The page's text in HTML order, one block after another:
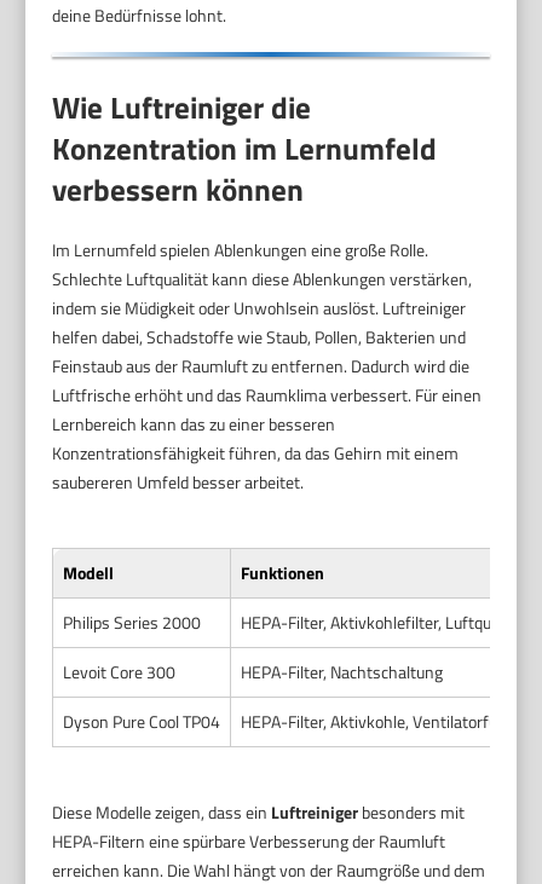
deine Bedürfnisse lohnt.
Wie Luftreiniger die
Konzentration im Lernumfeld
verbessern können
Im Lernumfeld spielen Ablenkungen eine große Rolle.
Schlechte Luftqualität kann diese Ablenkungen verstärken,
indem sie Müdigkeit oder Unwohlsein auslöst. Luftreiniger
helfen dabei, Schadstoffe wie Staub, Pollen, Bakterien und
Feinstaub aus der Raumluft zu entfernen. Dadurch wird die
Luftfrische erhöht und das Raumklima verbessert. Für einen
Lernbereich kann das zu einer besseren
Konzentrationsfähigkeit führen, da das Gehirn mit einem
saubereren Umfeld besser arbeitet.
Modell
Funktionen
Philips Series 2000
HEPA-Filter, Aktivkohlefilter,
Levoit Core 300
HEPA-Filter, Nachtschaltung
Dyson Pure Cool TP04
HEPA-Filter, Aktivkohle,
Diese Modelle zeigen, dass ein Luftreinigerbesonders mit
HEPA-Filtern eine spürbare Verbesserung der Raumluft
erreichen kann. Die Wahl hängt von der Raumgröße und dem